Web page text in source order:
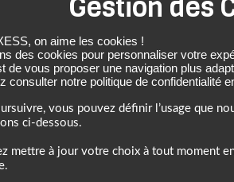
on aime les cookies !
des cookies pour personnaliser votre
de vous proposer une navigation plus
consulter notre politique de confidentialité
vous pouvez définir l’usage que
ci-dessous.
mettre à jour votre choix à tout moment